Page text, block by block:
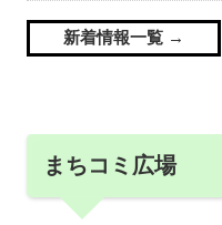
新着情報一覧
まちコミ広場